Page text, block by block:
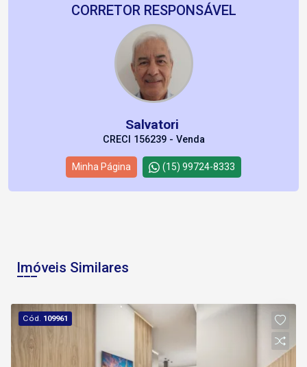
CORRETOR RESPONSÁVEL
Salvatori
CRECI 156239 - Venda
Minha Página (15) 99724-8333
Imóveis Similares
Cód. 109961